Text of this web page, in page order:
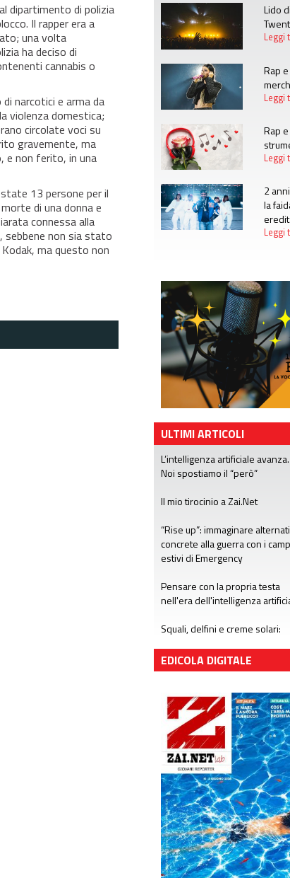
dipartimento di polizia
Il rapper era a
una volta
ha deciso di
cannabis o
narcotici e arma da
violenza domestica;
circolate voci su
gravemente, ma
e non ferito, in una
13 persone per il
di una donna e
connessa alla
sebbene non sia stato
ma questo non
Lido
Leggi
Rap
Leggi
Rap
Leggi
2
la
Leggi
ULTIMI ARTICOLI
L’intelligenza artificiale avanza.
Noi spostiamo il “però”
Il mio tirocinio a Zai.Net
“Rise up”: immaginare
concrete alla guerra con i
estivi di Emergency
Pensare con la propria testa
nell'era dell'intelligenza
Squali, delfini e creme solari:
EDICOLA DIGITALE